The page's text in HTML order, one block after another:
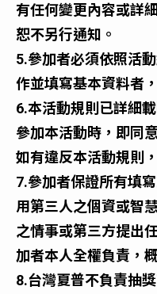
有任何變更內容或詳
恕不另行通知。
5.參加者必須依照活
作並填寫基本資料者
6.本活動規則已詳細
參加本活動時，即同
如有違反本活動規則
7.參加者保證所有填
⽤第三⼈之個資或智
之情事或第三⽅提出
加者本⼈全權負責，
8.台灣夏普不負責抽